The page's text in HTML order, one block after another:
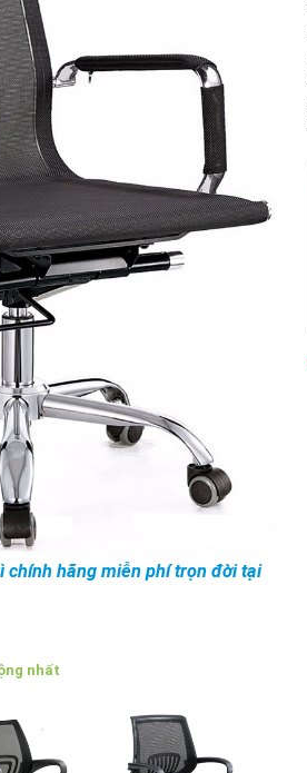
chính hãng miễn phí trọn đời tại
nhất